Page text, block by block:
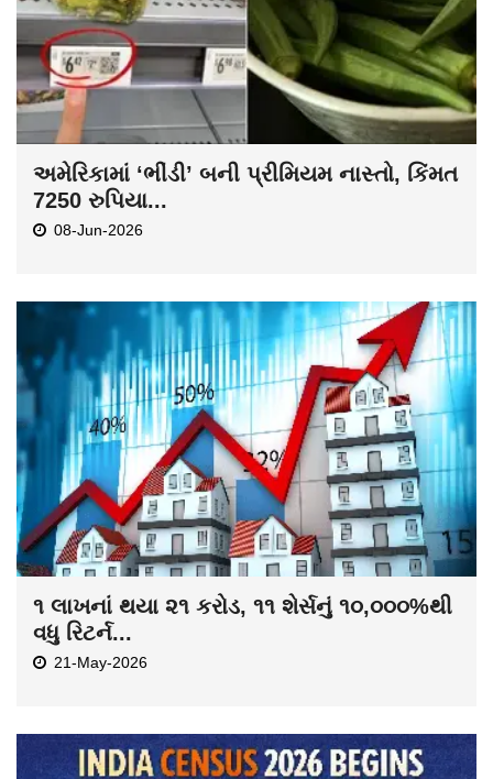
અમેરિકામાં ‘ભીંડી’ બની પ્રીમિયમ નાસ્તો, કિંમત
7250 રુપિયા...
08-Jun-2026
૧ લાખનાં થયા ૨૧ કરોડ, ૧૧ શેર્સનું ૧૦,૦૦૦%થી
વધુ રિટર્ન...
21-May-2026